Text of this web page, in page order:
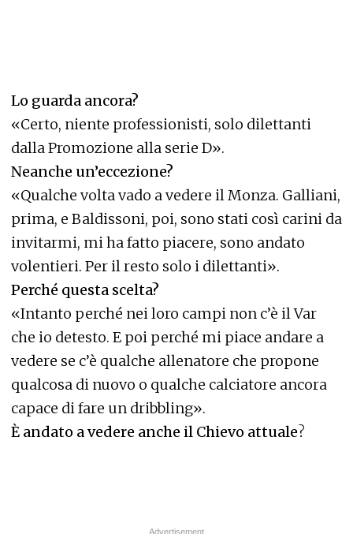
Lo guarda ancora?
«Certo, niente professionisti, solo dilettanti
dalla Promozione alla serie D».
Neanche un’eccezione?
«Qualche volta vado a vedere il Monza. Galliani,
prima, e Baldissoni, poi, sono stati così carini da
invitarmi, mi ha fatto piacere, sono andato
volentieri. Per il resto solo i dilettanti».
Perché questa scelta?
«Intanto perché nei loro campi non c’è il Var
che io detesto. E poi perché mi piace andare a
vedere se c’è qualche allenatore che propone
qualcosa di nuovo o qualche calciatore ancora
capace di fare un dribbling».
È andato a vedere anche il Chievo attuale?